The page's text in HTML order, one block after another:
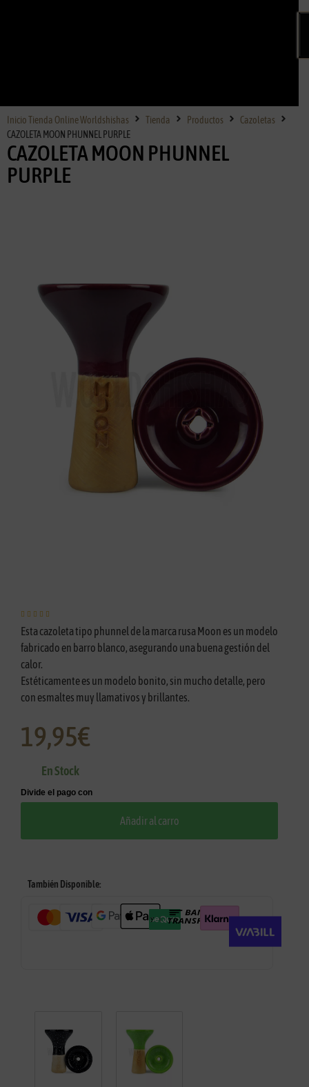
Inicio Tienda Online Worldshishas Tienda Productos
Cazoletas
CAZOLETA MOON PHUNNEL PURPLE
CAZOLETA MOON PHUNNEL
PURPLE
    
Esta cazoleta tipo phunnel de la marca rusa Moon es un modelo
fabricado en barro blanco, asegurando una buena gestión del
calor.
Estéticamente es un modelo bonito, sin mucho detalle, pero
con esmaltes muy llamativos y brillantes.
19,95€
En Stock
Añadir al carro
También Disponible: